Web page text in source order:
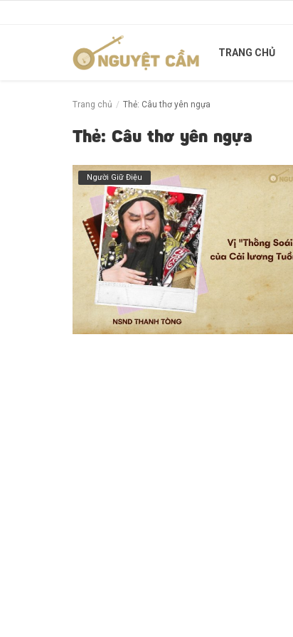
TRANG CHỦ
Về Cải Lương
Cung Đàn Xưa
Người Giữ Điệu
Tuồng xưa - Chuyện mới
Trang chủ Thẻ: Câu thơ yên ngựa
Thẻ: Câu thơ yên ngựa
Người Giữ Điệu